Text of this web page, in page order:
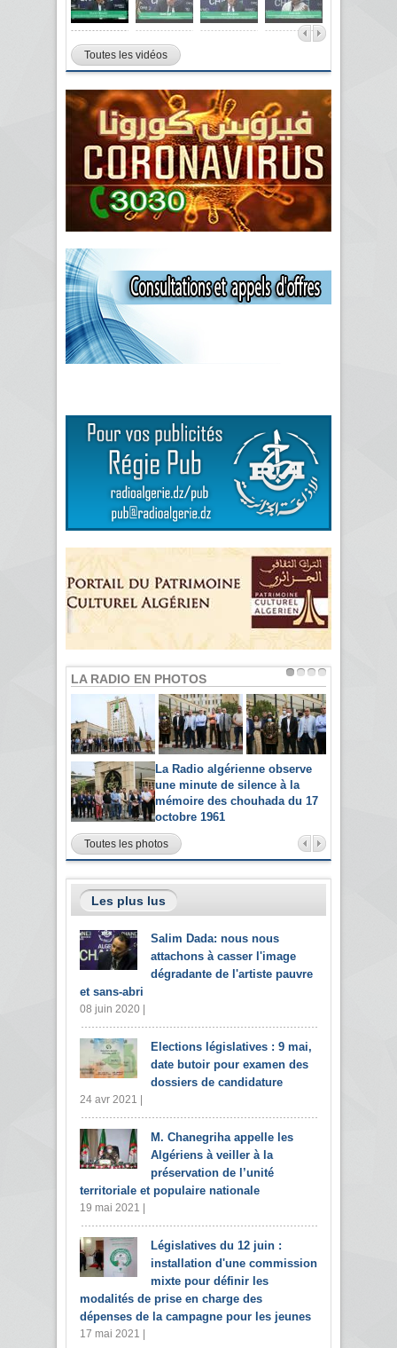
Toutes les vidéos
LA RADIO EN PHOTOS
La Radio algérienne observe
une minute de silence à la
mémoire des chouhada du 17
octobre 1961
Toutes les photos
Les plus lus
Salim Dada: nous nous
attachons à casser l'image
dégradante de l'artiste pauvre
et sans-abri
08 juin 2020 |
Elections législatives : 9 mai,
date butoir pour examen des
dossiers de candidature
24 avr 2021 |
M. Chanegriha appelle les
Algériens à veiller à la
préservation de l’unité
territoriale et populaire nationale
19 mai 2021 |
Législatives du 12 juin :
installation d'une commission
mixte pour définir les
modalités de prise en charge des
dépenses de la campagne pour les jeunes
17 mai 2021 |